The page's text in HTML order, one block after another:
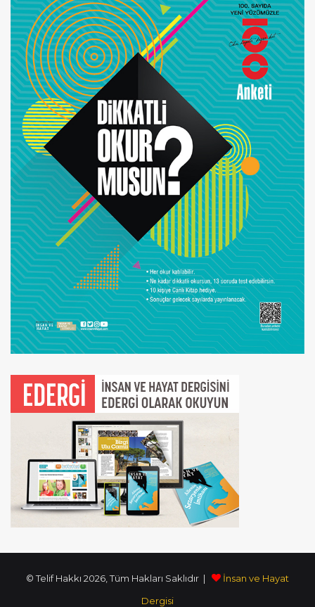
© Telif Hakkı 2026, Tüm Hakları Saklıdır |
İnsan ve Hayat
Dergisi